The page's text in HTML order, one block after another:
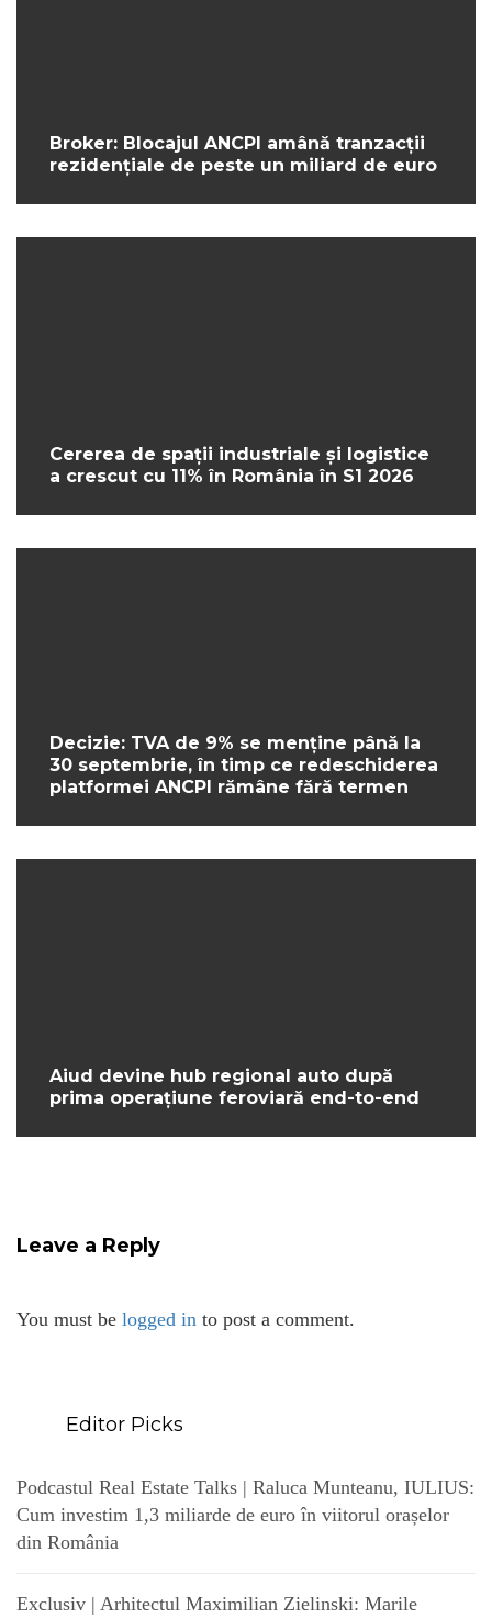
Broker: Blocajul ANCPI amână tranzacții
rezidențiale de peste un miliard de euro
Cererea de spații industriale și logistice
a crescut cu 11% în România în S1 2026
Decizie: TVA de 9% se menține până la
30 septembrie, în timp ce redeschiderea
platformei ANCPI rămâne fără termen
Aiud devine hub regional auto după
prima operațiune feroviară end-to-end
Leave a Reply
You must be logged in to post a comment.
Editor Picks
Podcastul Real Estate Talks | Raluca Munteanu, IULIUS:
Cum investim 1,3 miliarde de euro în viitorul orașelor
din România
Exclusiv | Arhitectul Maximilian Zielinski: Marile